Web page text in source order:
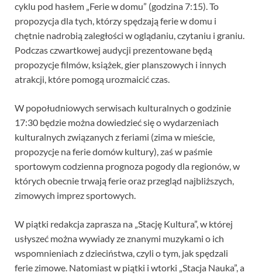
cyklu pod hasłem „Ferie w domu” (godzina 7:15). To
propozycja dla tych, którzy spędzają ferie w domu i
chętnie nadrobią zaległości w oglądaniu, czytaniu i graniu.
Podczas czwartkowej audycji prezentowane będą
propozycje filmów, książek, gier planszowych i innych
atrakcji, które pomogą urozmaicić czas.
W popołudniowych serwisach kulturalnych o godzinie
17:30 będzie można dowiedzieć się o wydarzeniach
kulturalnych związanych z feriami (zima w mieście,
propozycje na ferie domów kultury), zaś w paśmie
sportowym codzienna prognoza pogody dla regionów, w
których obecnie trwają ferie oraz przegląd najbliższych,
zimowych imprez sportowych.
W piątki redakcja zaprasza na „Stację Kultura”, w której
usłyszeć można wywiady ze znanymi muzykami o ich
wspomnieniach z dzieciństwa, czyli o tym, jak spędzali
ferie zimowe. Natomiast w piątki i wtorki „Stacja Nauka”, a